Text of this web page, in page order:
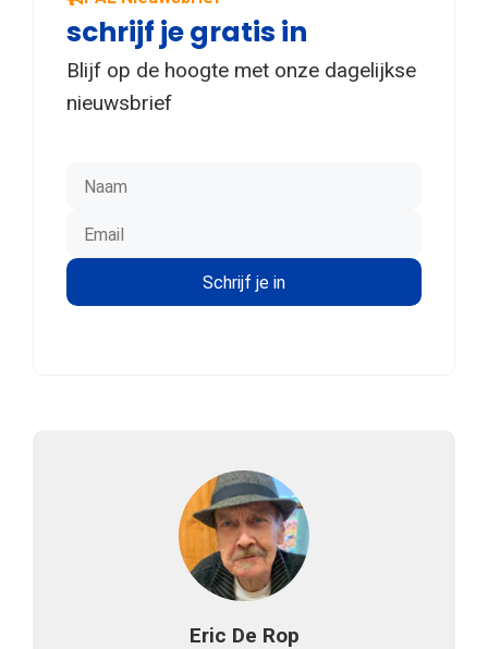
schrijf je gratis in
Blijf op de hoogte met onze dagelijkse
nieuwsbrief
Eric De Rop